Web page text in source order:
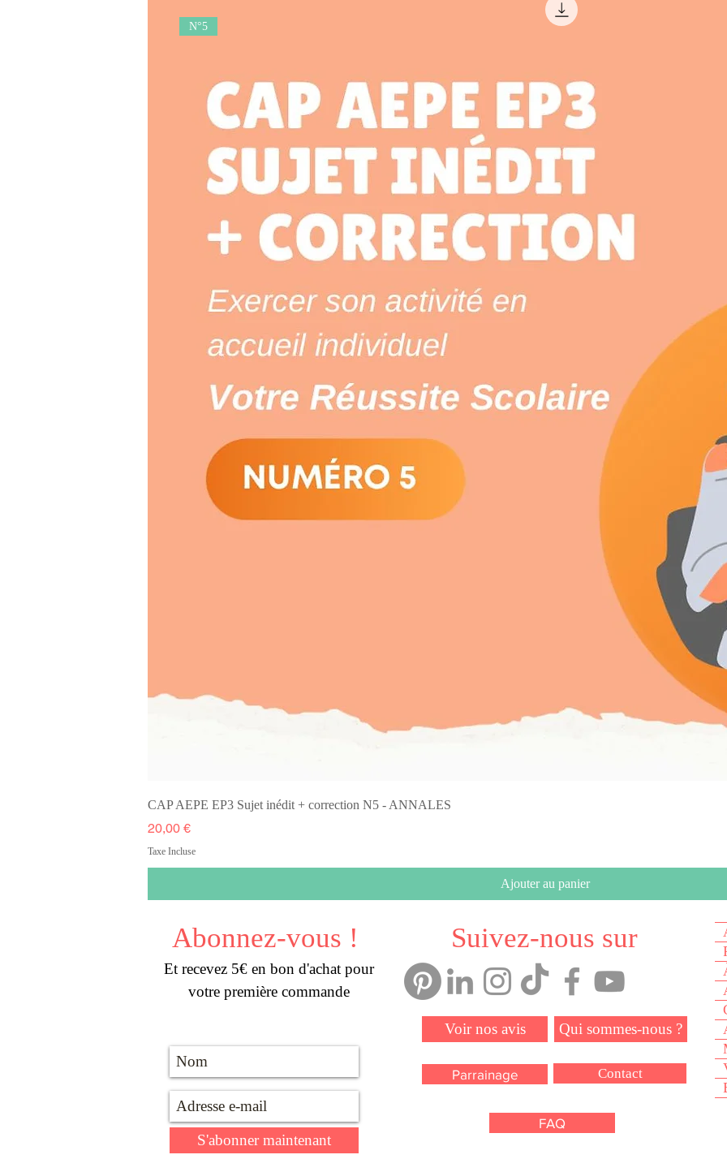
N°5
CAP AEPE EP3 Sujet inédit + correction N5 - ANNALES
Prix
20,00 €
Taxe Incluse
Ajouter au panier
Abonnez-vous !
Et recevez 5€ en bon d'achat pour
votre première commande
S'abonner maintenant
Suivez-nous sur
Voir nos avis Qui sommes-nous ?
Parrainage Contact
FAQ